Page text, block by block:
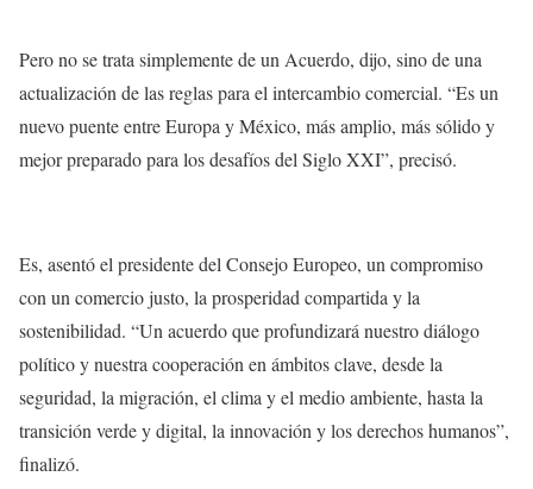
Pero no se trata simplemente de un Acuerdo, dijo, sino de una
actualización de las reglas para el intercambio comercial. “Es un
nuevo puente entre Europa y México, más amplio, más sólido y
mejor preparado para los desafíos del Siglo XXI”, precisó.
Es, asentó el presidente del Consejo Europeo, un compromiso
con un comercio justo, la prosperidad compartida y la
sostenibilidad. “Un acuerdo que profundizará nuestro diálogo
político y nuestra cooperación en ámbitos clave, desde la
seguridad, la migración, el clima y el medio ambiente, hasta la
transición verde y digital, la innovación y los derechos humanos”,
finalizó.